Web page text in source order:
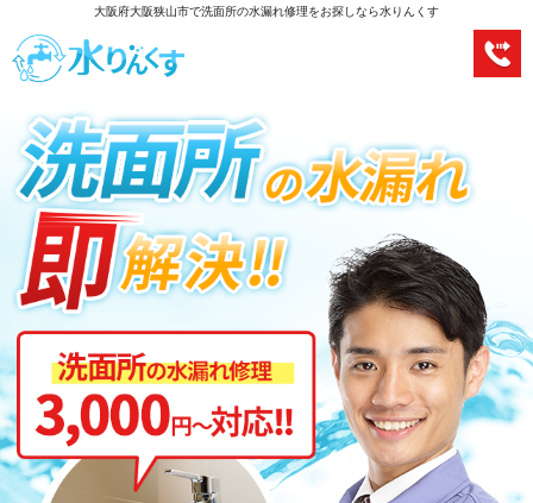
大阪府大阪狭山市で洗面所の水漏れ修理をお探しなら水りんくす